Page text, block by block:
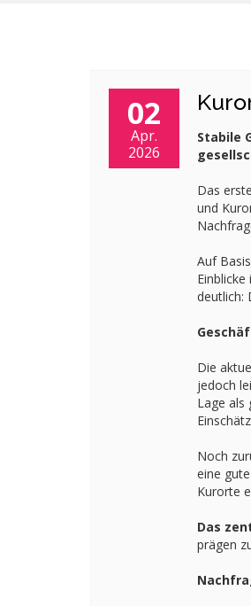
02
Apr.
2026
Stabile
Das
und
Auf
deutlich:
Die
jedoch
Lage als
Noch
eine
Kurorte
Das
prägen